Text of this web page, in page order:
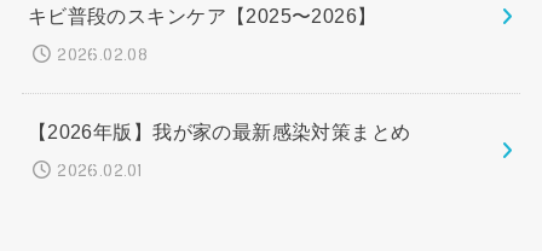
キビ普段のスキンケア【2025〜2026】
2026.02.08
【2026年版】我が家の最新感染対策まとめ
2026.02.01